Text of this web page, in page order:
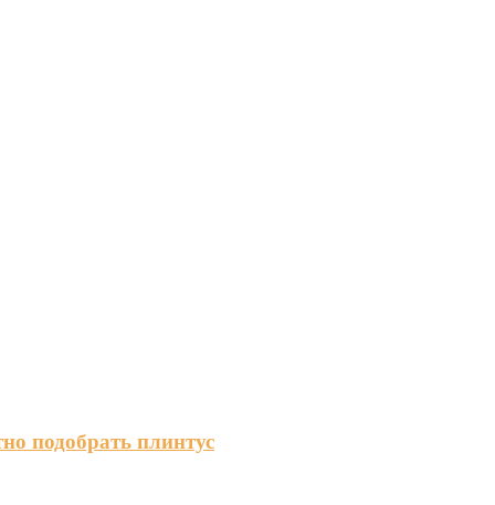
подобрать плинтус